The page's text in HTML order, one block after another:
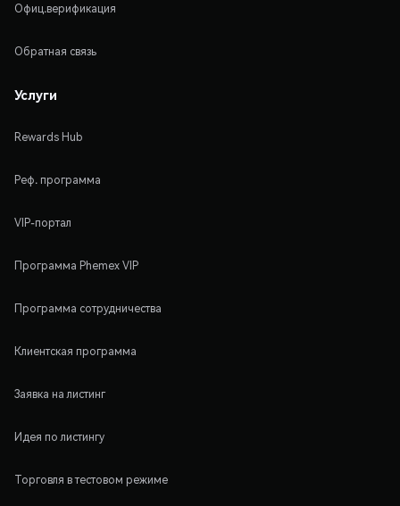
Офиц.верификация
Обратная связь
Услуги
Rewards Hub
Реф. программа
VIP-портал
Программа Phemex VIP
Программа сотрудничества
Клиентская программа
Заявка на листинг
Идея по листингу
Торговля в тестовом режиме